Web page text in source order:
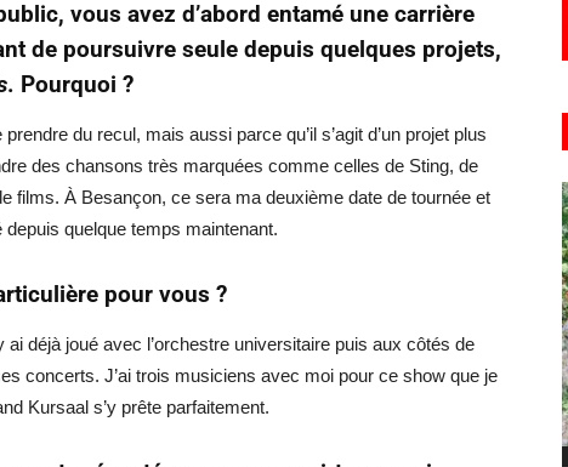
vous avez d’abord entamé une carrière
de poursuivre seule depuis quelques projets,
. Pourquoi ?
du recul, mais aussi parce qu’il s’agit d’un projet plus
des chansons très marquées comme celles de Sting, de
films. À Besançon, ce sera ma deuxième date de tournée et
quelque temps maintenant.
pour vous ?
ai déjà joué avec l’orchestre universitaire puis aux côtés de
concerts. J’ai trois musiciens avec moi pour ce show que je
Kursaal s’y prête parfaitement.